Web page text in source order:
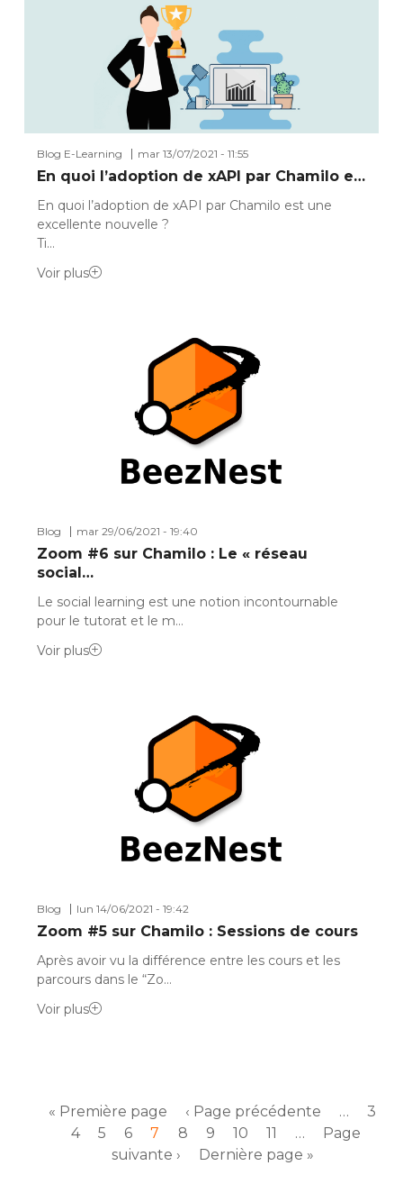
Blog E-Learning mar 13/07/2021 - 11:55
En quoi l’adoption de xAPI par Chamilo e…
En quoi l’adoption de xAPI par Chamilo est une
excellente nouvelle ?
Ti…
Voir plus
Blog mar 29/06/2021 - 19:40
Zoom #6 sur Chamilo : Le « réseau
social…
Le social learning est une notion incontournable
pour le tutorat et le m…
Voir plus
Blog lun 14/06/2021 - 19:42
Zoom #5 sur Chamilo : Sessions de cours
Après avoir vu la différence entre les cours et les
parcours dans le “Zo…
Voir plus
Pagination
Première page
« Première page Page précédente
‹ Page précédente … Page
3
4
Page
5 Page
6 Page courante
7 Page
8 Page
9 Page
10 Page
11 … Page
Page
suivante ›
Dernière page
Dernière page »